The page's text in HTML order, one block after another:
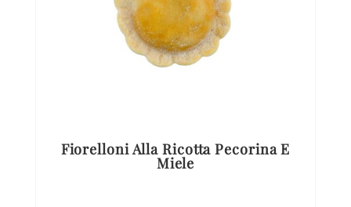
Fiorelloni Alla Ricotta Pecorina E
Miele